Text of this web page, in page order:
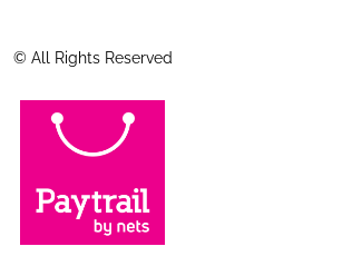
© All Rights Reserved